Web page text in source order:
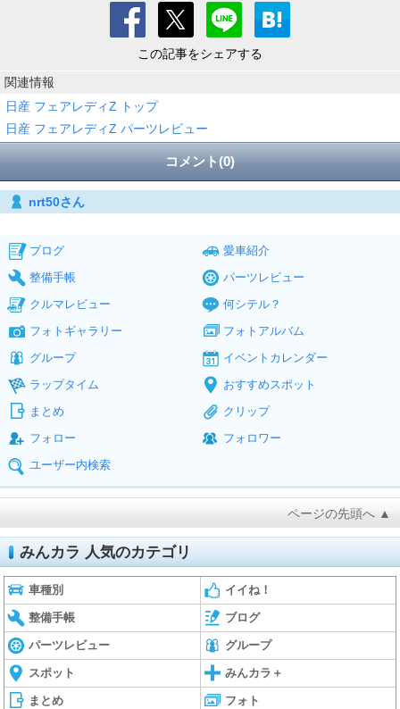
この記事をシェアする
関連情報
日産 フェアレディZ トップ
日産 フェアレディZ パーツレビュー
コメント(0)
nrt50さん
ブログ
愛車紹介
整備手帳
パーツレビュー
クルマレビュー
何シテル？
フォトギャラリー
フォトアルバム
グループ
イベントカレンダー
ラップタイム
おすすめスポット
まとめ
クリップ
フォロー
フォロワー
ユーザー内検索
ページの先頭へ ▲
みんカラ 人気のカテゴリ
車種別 イイね！
整備手帳 ブログ
パーツレビュー グループ
スポット みんカラ＋
まとめ フォト